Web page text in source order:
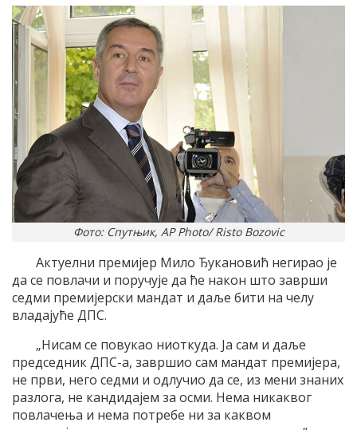
Фото: Спутњик, AP Photo/ Risto Bozovic
Актуелни премијер Мило Ђукановић негирао је
да се повлачи и поручује да ће након што заврши
седми премијерски мандат и даље бити на челу
владајуће ДПС.
„Нисам се повукао ниоткуда. Ја сам и даље
председник ДПС-а, завршио сам мандат премијера,
не први, него седми и одлучио да се, из мени знаних
разлога, не кандидајем за осми. Нема никаквог
повлачења и нема потребе ни за каквом